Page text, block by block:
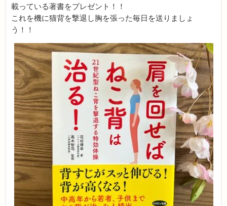
載っている著書をプレゼント！！
これを機に猫背を撃退し胸を張った毎日を送りましょ
う！！